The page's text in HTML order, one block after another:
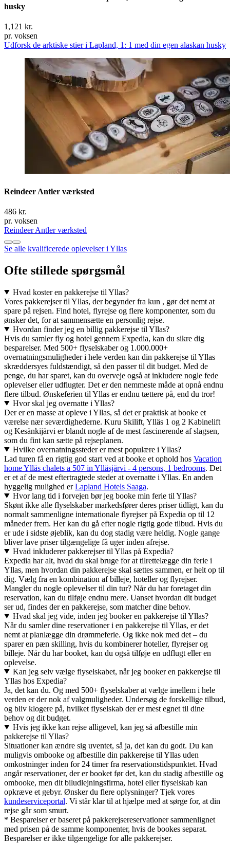
husky
1,121 kr.
pr. voksen
Udforsk de arktiske stier i Lapland, 1: 1 med din egen alaskan husky
Reindeer Antler værksted
486 kr.
pr. voksen
Reindeer Antler værksted
Se alle kvalificerede oplevelser i Yllas
Ofte stillede spørgsmål
Hvad koster en pakkerejse til Yllas?
Vores pakkerejser til Yllas, der begynder fra kun , gør det nemt at
spare på rejsen. Find hotel, flyrejse og flere komponenter, som du
ønsker det, for at sammensætte en personlig rejse.
Hvordan finder jeg en billig pakkerejse til Yllas?
Hvis du samler fly og hotel gennem Expedia, kan du sikre dig
besparelser. Med 500+ flyselskaber og 1.000.000+
overnatningsmuligheder i hele verden kan din pakkerejse til Yllas
skræddersyes fuldstændigt, så den passer til dit budget. Med de
penge, du har sparet, kan du overveje også at inkludere nogle fede
oplevelser eller udflugter. Det er den nemmeste måde at opnå endnu
flere tilbud. Ønskeferien til Yllas er endnu tættere på, end du tror!
Hvor skal jeg overnatte i Yllas?
Der er en masse at opleve i Yllas, så det er praktisk at booke et
værelse nær seværdighederne. Kuru Skilift, Ylläs 1 og 2 Kabinelift
og Kesänkijärvi er blandt nogle af de mest fascinerende af slagsen,
som du fint kan sætte på rejseplanen.
Hvilke overnatningssteder er mest populære i Yllas?
Lad turen få en rigtig god start ved at booke et ophold hos Vacation
home Ylläs chalets a 507 in Ylläsjärvi - 4 persons, 1 bedrooms. Det
er et af de mest eftertragtede steder at overnatte i Yllas. En anden
hyggelig mulighed erLapland Hotels Saaga.
Hvor lang tid i forvejen bør jeg booke min ferie til Yllas?
Skønt ikke alle flyselskaber markedsfører deres priser tidligt, kan du
normalt sammenligne internationale flyrejser på Expedia op til 12
måneder frem. Her kan du gå efter nogle rigtig gode tilbud. Hvis du
er ude i sidste øjeblik, kan du dog stadig være heldig. Nogle gange
bliver lave priser tilgængelige få uger inden afrejse.
Hvad inkluderer pakkerejser til Yllas på Expedia?
Expedia har alt, hvad du skal bruge for at tilrettelægge din ferie i
Yllas, men hvordan din pakkerejse skal sættes sammen, er helt op til
dig. Vælg fra en kombination af billeje, hoteller og flyrejser.
Mangler du nogle oplevelser til din tur? Når du har foretaget din
reservation, kan du tilføje endnu mere. Uanset hvordan dit budget
ser ud, findes der en pakkerejse, som matcher dine behov.
Hvad skal jeg vide, inden jeg booker en pakkerejse til Yllas?
Når du samler dine reservationer i en pakkerejse til Yllas, er det
nemt at planlægge din drømmeferie. Og ikke nok med det – du
sparer en pæn skilling, hvis du kombinerer hoteller, flyrejser og
billeje. Når du har booket, kan du også tilføje en udflugt eller en
oplevelse.
Kan jeg selv vælge flyselskabet, når jeg booker en pakkerejse til
Yllas hos Expedia?
Ja, det kan du. Og med 500+ flyselskaber at vælge imellem i hele
verden er der nok af valgmuligheder. Undersøg de forskellige tilbud,
og bliv klogere på, hvilket flyselskab der er mest egnet til dine
behov og dit budget.
Hvis jeg ikke kan rejse alligevel, kan jeg så afbestille min
pakkerejse til Yllas?
Situationer kan ændre sig uventet, så ja, det kan du godt. Du kan
muligvis ombooke og afbestille din pakkerejse til Yllas uden
omkostninger inden for 24 timer fra reservationstidspunktet. Hvad
angår reservationer, der er booket før det, kan du stadig afbestille og
ombooke, men dit biludlejningsfirma, hotel eller flyselskab kan
opkræve et gebyr. Ønsker du flere oplysninger? Tjek vores
kundeserviceportal. Vi står klar til at hjælpe med at sørge for, at din
rejse går som smurt.
* Besparelser er baseret på pakkerejsereservationer sammenlignet
med prisen på de samme komponenter, hvis de bookes separat.
Besparelser er ikke tilgængelige for alle pakkerejser.